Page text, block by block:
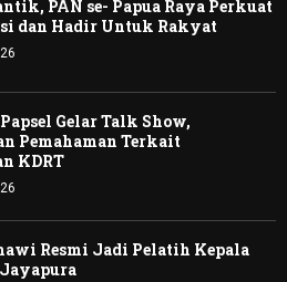
PAN se- Papua Raya Perkuat
dan Hadir Untuk Rakyat
Gelar Talk Show,
Pemahaman Terkait
KDRT
Resmi Jadi Pelatih Kepala